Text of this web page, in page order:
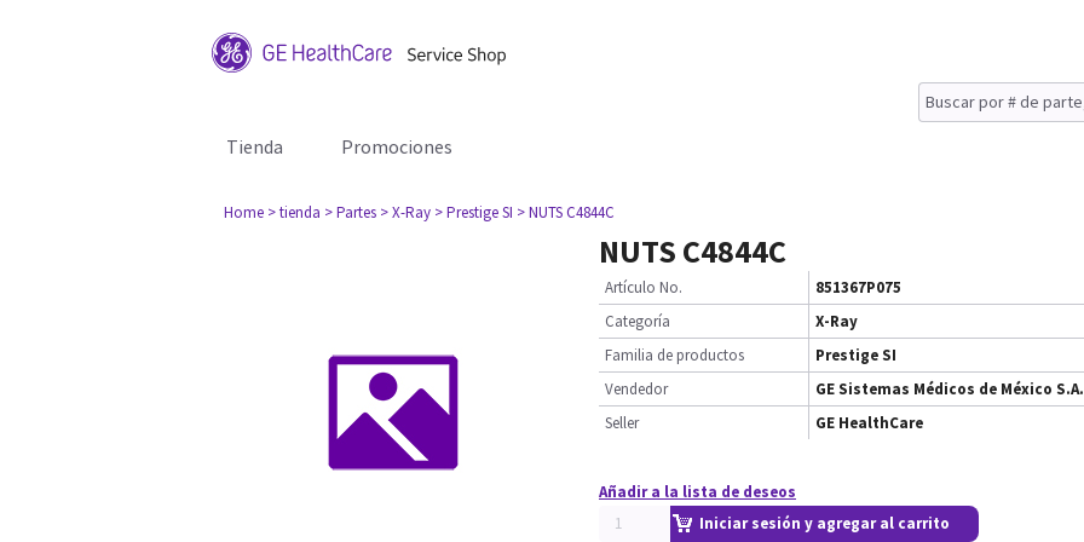
Tienda Promociones
Home > tienda > Partes > X-Ray > Prestige SI > NUTS C4844C
NUTS C4844C
Artículo No.
851367P075
Categoría
X-Ray
Familia de productos
Prestige SI
Vendedor
GE Sistemas Médicos de México S.A.
Seller
GE HealthCare
Añadir a la lista de deseos
Iniciar sesión y agregar al carrito